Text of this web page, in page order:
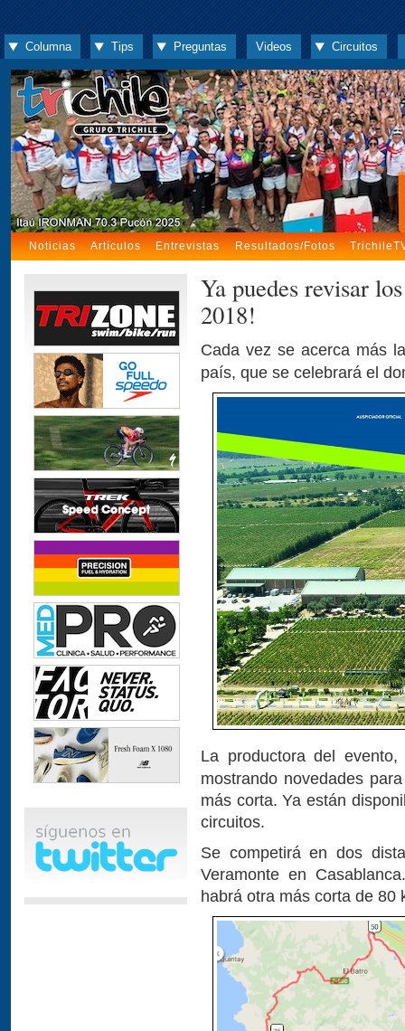
Columna Tips Preguntas Videos Circuitos
Noticias Artículos Entrevistas Resultados/Fotos
Ya puedes revisar
2018!
Cada vez se acerca más
país, que se celebrará el
La productora del
mostrando novedades
más corta. Ya están
circuitos.
Se competirá en dos
Veramonte en
habrá otra más corta de 80